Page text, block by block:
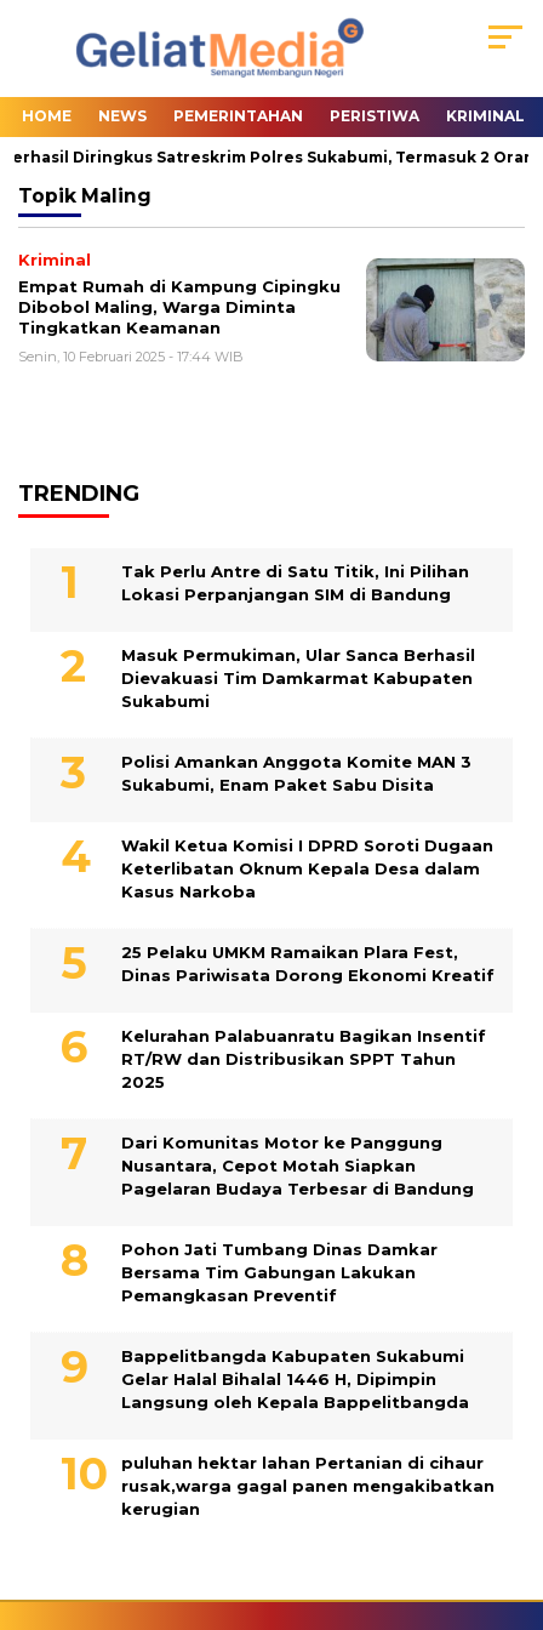
HOME NEWS PEMERINTAHAN PERISTIWA KRIMINAL
Diringkus Satreskrim Polres Sukabumi, Termasuk 2 Orang
Topik Maling
Kriminal
Empat Rumah di Kampung Cipingku
Dibobol Maling, Warga Diminta
Tingkatkan Keamanan
Senin, 10 Februari 2025 - 17:44 WIB
TRENDING
Tak Perlu Antre di Satu Titik, Ini Pilihan
Lokasi Perpanjangan SIM di Bandung
Masuk Permukiman, Ular Sanca Berhasil
Dievakuasi Tim Damkarmat Kabupaten
Sukabumi
Polisi Amankan Anggota Komite MAN 3
Sukabumi, Enam Paket Sabu Disita
Wakil Ketua Komisi I DPRD Soroti Dugaan
Keterlibatan Oknum Kepala Desa dalam
Kasus Narkoba
25 Pelaku UMKM Ramaikan Plara Fest,
Dinas Pariwisata Dorong Ekonomi Kreatif
Kelurahan Palabuanratu Bagikan Insentif
RT/RW dan Distribusikan SPPT Tahun
2025
Dari Komunitas Motor ke Panggung
Nusantara, Cepot Motah Siapkan
Pagelaran Budaya Terbesar di Bandung
Pohon Jati Tumbang Dinas Damkar
Bersama Tim Gabungan Lakukan
Pemangkasan Preventif
Bappelitbangda Kabupaten Sukabumi
Gelar Halal Bihalal 1446 H, Dipimpin
Langsung oleh Kepala Bappelitbangda
puluhan hektar lahan Pertanian di cihaur
rusak,warga gagal panen mengakibatkan
kerugian